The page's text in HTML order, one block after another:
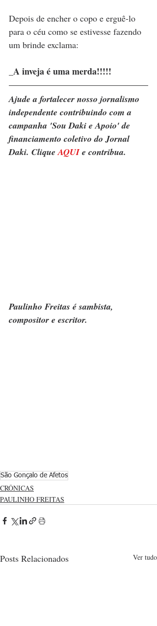
Depois de encher o copo e erguê-lo
para o céu como se estivesse fazendo
um brinde exclama:
_A inveja é uma merda!!!!!
Ajude a fortalecer nosso jornalismo
independente contribuindo com a
campanha 'Sou Daki e Apoio' de
financiamento coletivo do Jornal
Daki. Clique AQUI e contribua.
Paulinho Freitas é sambista,
compositor e escritor.
São Gonçalo de Afetos
CRÔNICAS
PAULINHO FREITAS
Posts Relacionados Ver tudo